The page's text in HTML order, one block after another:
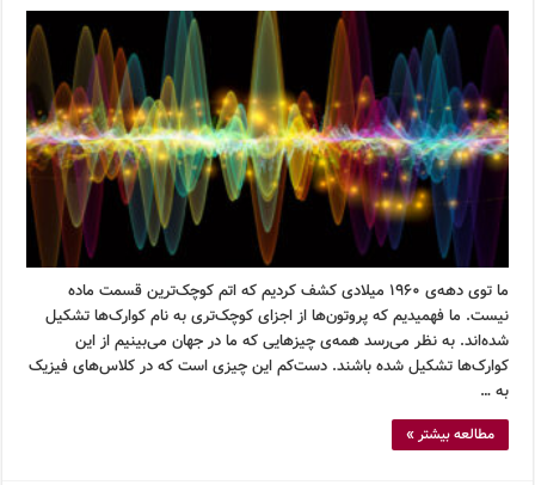
ما توی دهه‌ی ۱۹۶۰ میلادی کشف کردیم که اتم کوچک‌ترین قسمت ماده
نیست. ما فهمیدیم که پروتون‌ها از اجزای کوچک‌تری به نام کوارک‌ها تشکیل
شده‌اند. به نظر می‌رسد همه‌ی چیزهایی که ما در جهان می‌بینیم از این
کوارک‌ها تشکیل شده باشند. دست‌کم این چیزی است که در کلاس‌های فیزیک
به …
مطالعه بیشتر »